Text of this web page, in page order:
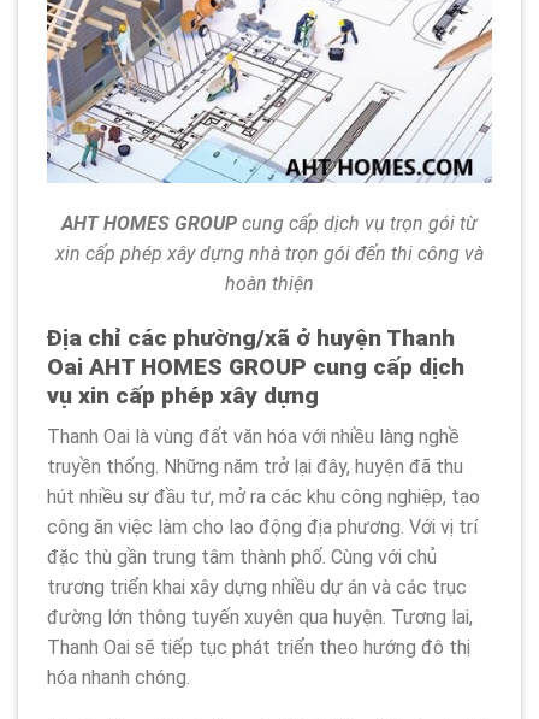
AHT HOMES GROUP cung cấp dịch vụ trọn gói từ
xin cấp phép xây dựng nhà trọn gói đến thi công và
hoàn thiện
Địa chỉ các phường/xã ở huyện Thanh
Oai AHT HOMES GROUP cung cấp dịch
vụ xin cấp phép xây dựng
Thanh Oai là vùng đất văn hóa với nhiều làng nghề
truyền thống. Những năm trở lại đây, huyện đã thu
hút nhiều sự đầu tư, mở ra các khu công nghiệp, tạo
công ăn việc làm cho lao động địa phương. Với vị trí
đặc thù gần trung tâm thành phố. Cùng với chủ
trương triển khai xây dựng nhiều dự án và các trục
đường lớn thông tuyến xuyên qua huyện. Tương lai,
Thanh Oai sẽ tiếp tục phát triển theo hướng đô thị
hóa nhanh chóng.